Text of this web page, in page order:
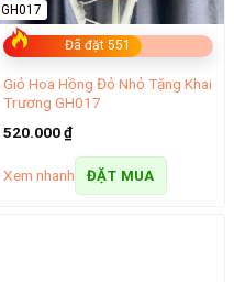
Đã đặt 551
GH017
Giỏ Hoa Hồng Đỏ Nhỏ Tặng Khai
Trương GH017
520.000₫
Xem nhanh ĐẶT MUA